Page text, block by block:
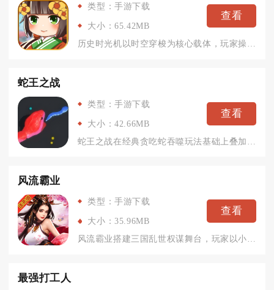
类型：手游下载
大小：65.42MB
查看
蛇王之战
类型：手游下载
大小：42.66MB
查看
风流霸业
类型：手游下载
大小：35.96MB
查看
最强打工人